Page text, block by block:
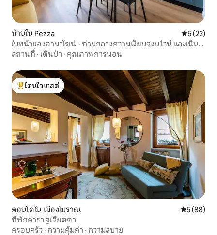
บ้านใน Pezza คะแนนเฉลี่
5 (22)
ใบหน้าของอามาโรเน่ - ท่ามกลางความเงียบสงบ ไวน์ และเนิน
เขา
สถานที่ · เดินป่า · คุณภาพการนอน
โดนใจเกสต์ที่สุด
โดนใจเกสต์
คอนโดใน เมืองโบราณ คะแนนเฉลี่
5 (88)
ที่พักคารา จูเลียตตา
ครอบครัว · ความคุ้มค่า · ความสบาย